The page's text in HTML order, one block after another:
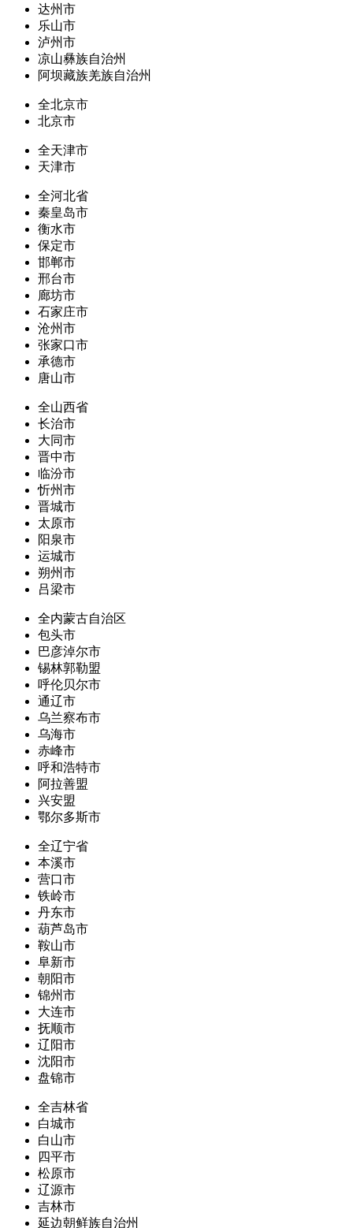
达州市
乐山市
泸州市
凉山彝族自治州
阿坝藏族羌族自治州
全北京市
北京市
全天津市
天津市
全河北省
秦皇岛市
衡水市
保定市
邯郸市
邢台市
廊坊市
石家庄市
沧州市
张家口市
承德市
唐山市
全山西省
长治市
大同市
晋中市
临汾市
忻州市
晋城市
太原市
阳泉市
运城市
朔州市
吕梁市
全内蒙古自治区
包头市
巴彦淖尔市
锡林郭勒盟
呼伦贝尔市
通辽市
乌兰察布市
乌海市
赤峰市
呼和浩特市
阿拉善盟
兴安盟
鄂尔多斯市
全辽宁省
本溪市
营口市
铁岭市
丹东市
葫芦岛市
鞍山市
阜新市
朝阳市
锦州市
大连市
抚顺市
辽阳市
沈阳市
盘锦市
全吉林省
白城市
白山市
四平市
松原市
辽源市
吉林市
延边朝鲜族自治州